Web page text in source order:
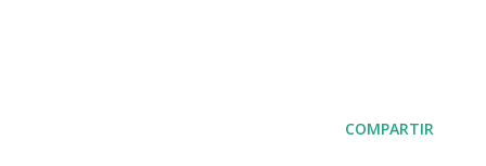
COMPARTIR